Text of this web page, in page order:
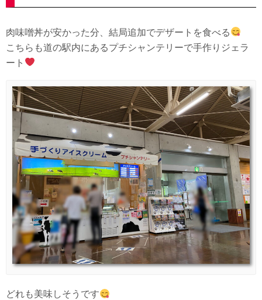
肉味噌丼が安かった分、結局追加でデザートを食べる
こちらも道の駅内にあるプチシャンテリーで手作りジェラ
ート
どれも美味しそうです